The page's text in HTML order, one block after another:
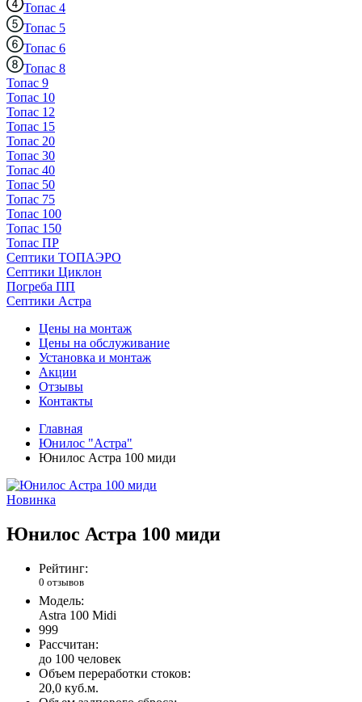
Топас 4
Топас 5
Топас 6
Топас 8
Топас 9
Топас 10
Топас 12
Топас 15
Топас 20
Топас 30
Топас 40
Топас 50
Топас 75
Топас 100
Топас 150
Топас ПР
Септики ТОПАЭРО
Септики Циклон
Погреба ПП
Септики Астра
Цены на монтаж
Цены на обслуживание
Установка и монтаж
Акции
Отзывы
Контакты
Главная
Юнилос "Астра"
Юнилос Астра 100 миди
Новинка
Юнилос Астра 100 миди
Рейтинг:
0 отзывов
Модель:
Astra 100 Midi
999
Рассчитан:
до 100 человек
Объем переработки стоков:
20,0 куб.м.